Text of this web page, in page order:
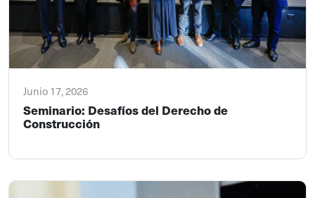
Junio 17, 2026
Seminario: Desafíos del Derecho de
Construcción